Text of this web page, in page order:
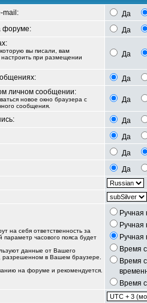
mail:
Да
форуме:
Да
вы писали, вам
при размещении
Да
Да
личном сообщении:
новое окно браузера с
сообщения.
Да
Да
Да
Да
Да
на себя ответственность за
часового пояса будет
данные от Вашего
разрешенном в Вашем браузере.
на форуме и рекомендуется.
Ручная
Ручная
Ручная
Время
Время
Время